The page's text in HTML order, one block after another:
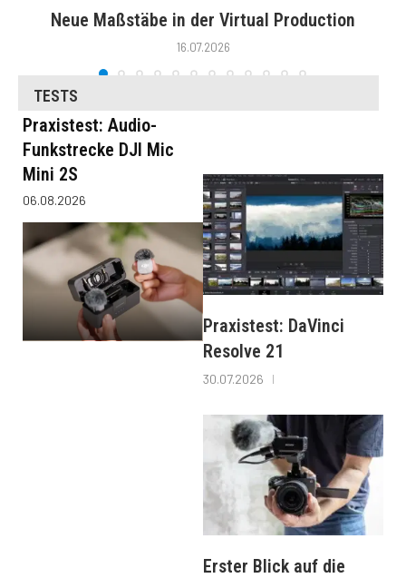
Neue Maßstäbe in der Virtual Production
16.07.2026
TESTS
Praxistest: Audio-
Funkstrecke DJI Mic
Mini 2S
06.08.2026
Praxistest: DaVinci
Resolve 21
30.07.2026
Erster Blick auf die